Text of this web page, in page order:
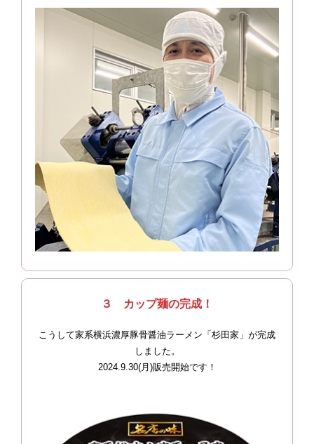
３ カップ麺の完成！
こうして家系横浜濃厚豚骨醤油ラーメン「杉田家」が完成
しました。
2024.9.30(月)販売開始です！